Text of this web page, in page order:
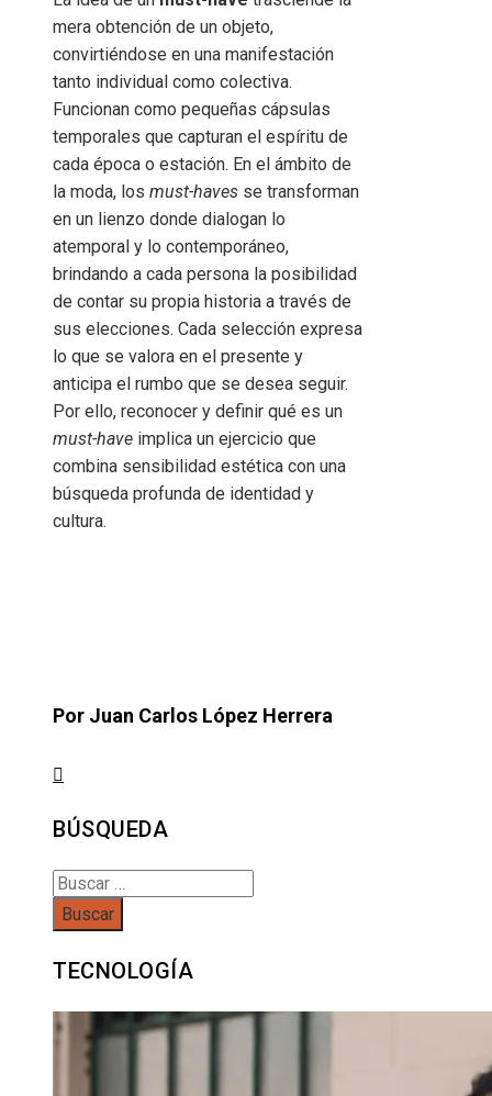
mera obtención de un objeto,
convirtiéndose en una manifestación
tanto individual como colectiva.
Funcionan como pequeñas cápsulas
temporales que capturan el espíritu de
cada época o estación. En el ámbito de
la moda, los must-haves se transforman
en un lienzo donde dialogan lo
atemporal y lo contemporáneo,
brindando a cada persona la posibilidad
de contar su propia historia a través de
sus elecciones. Cada selección expresa
lo que se valora en el presente y
anticipa el rumbo que se desea seguir.
Por ello, reconocer y definir qué es un
must-have implica un ejercicio que
combina sensibilidad estética con una
búsqueda profunda de identidad y
cultura.
Por Juan Carlos López Herrera
BÚSQUEDA
Buscar:
TECNOLOGÍA